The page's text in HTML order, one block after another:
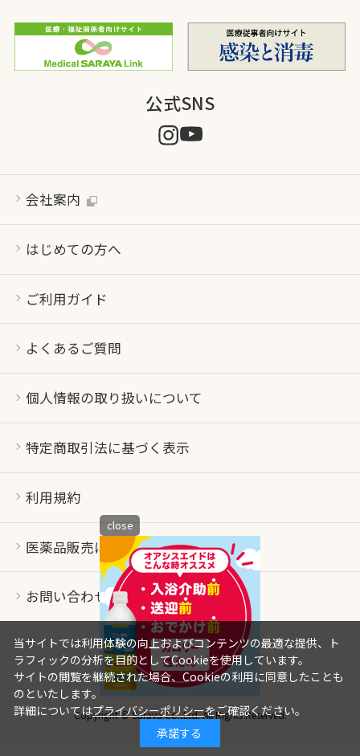
公式SNS
会社案内
はじめての方へ
ご利用ガイド
よくあるご質問
個人情報の取り扱いについて
特定商取引法に基づく表示
利用規約
医薬品販売について
お問い合わせ
Copyright © Saraya Co.,Ltd. All Rights Reserved.
当サイトでは利用体験の向上およびコンテンツの最適な提供、ト
ラフィックの分析を目的としてCookieを使用しています。
サイトの閲覧を継続された場合、Cookieの利用に同意したことも
のといたします。
詳細についてはプライバシーポリシーをご確認ください。
承諾する
close